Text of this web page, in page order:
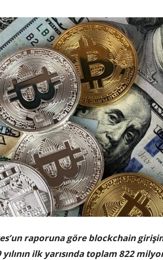
raporuna göre blockchain
ilk yarısında toplam 822